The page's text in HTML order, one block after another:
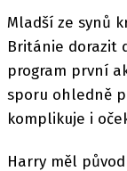
Mladší ze synů
Británie dorazit
program první
sporu ohledně
komplikuje i
Harry měl